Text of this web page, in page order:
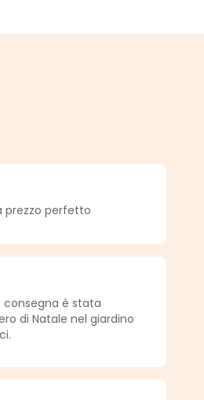
prezzo perfetto
consegna è stata
di Natale nel giardino